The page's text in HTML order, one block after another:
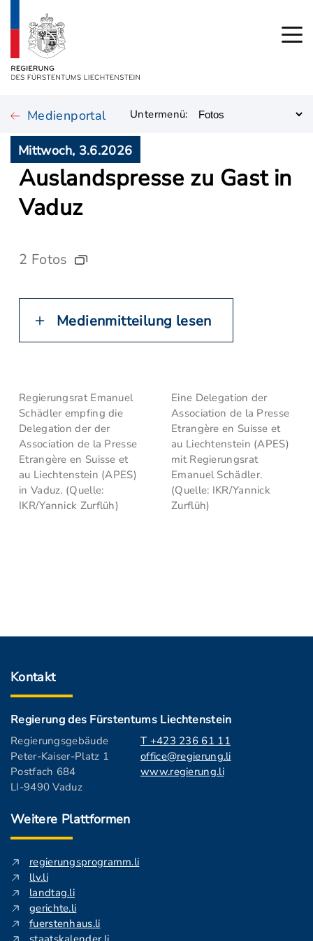
Medienportal Untermenü:
Mittwoch, 3.6.2026
Auslandspresse zu Gast in
Vaduz
2 Fotos
Medienmitteilung lesen
Regierungsrat Emanuel
Schädler empfing die
Delegation der der
Association de la Presse
Etrangère en Suisse et
au Liechtenstein (APES)
in Vaduz. (Quelle:
IKR/Yannick Zurflüh)
Eine Delegation der
Association de la Presse
Etrangère en Suisse et
au Liechtenstein (APES)
mit Regierungsrat
Emanuel Schädler.
(Quelle: IKR/Yannick
Zurflüh)
Kontakt
Regierung des Fürstentums Liechtenstein
Regierungsgebäude
Peter-Kaiser-Platz 1
Postfach 684
LI-9490 Vaduz
T +423 236 61 11
office@regierung.li
www.regierung.li
Weitere Plattformen
regierungsprogramm.li
llv.li
landtag.li
gerichte.li
fuerstenhaus.li